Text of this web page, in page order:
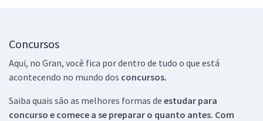
Concursos
Aqui, no Gran, você fica por dentro de tudo o que está
acontecendo no mundo dos concursos.
Saiba quais são as melhores formas de estudar para
concurso e comece a se preparar o quanto antes. Com